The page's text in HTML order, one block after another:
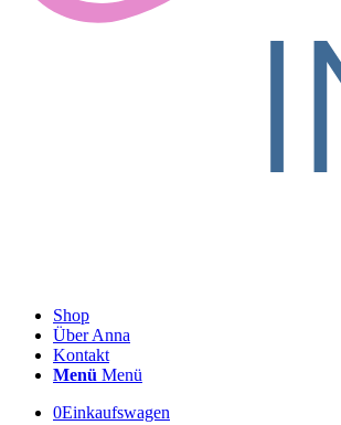
Shop
Über Anna
Kontakt
Menü Menü
0Einkaufswagen